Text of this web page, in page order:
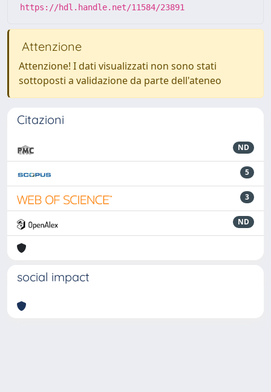
https://hdl.handle.net/11584/23891
Attenzione
Attenzione! I dati visualizzati non sono stati
sottoposti a validazione da parte dell'ateneo
Citazioni
ND
5
3
ND
social impact